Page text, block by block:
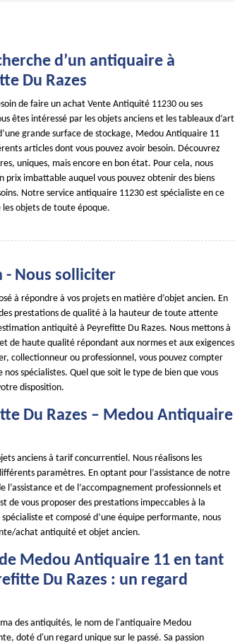
d’un antiquaire à
Du Razes
de faire un achat Vente Antiquité 11230 ou ses
êtes intéressé par les objets anciens et les tableaux d’art
grande surface de stockage, Medou Antiquaire 11
articles dont vous pouvez avoir besoin. Découvrez
uniques, mais encore en bon état. Pour cela, nous
prix imbattable auquel vous pouvez obtenir des biens
Notre service antiquaire 11230 est spécialiste en ce
les objets de toute époque.
- Nous solliciter
à répondre à vos projets en matière d’objet ancien. En
prestations de qualité à la hauteur de toute attente
antiquité à Peyrefitte Du Razes. Nous mettons à
de haute qualité répondant aux normes et aux exigences
collectionneur ou professionnel, vous pouvez compter
spécialistes. Quel que soit le type de bien que vous
disposition.
Du Razes – Medou Antiquaire
anciens à tarif concurrentiel. Nous réalisons les
paramètres. En optant pour l’assistance de notre
l’assistance et de l’accompagnement professionnels et
de vous proposer des prestations impeccables à la
et composé d’une équipe performante, nous
achat antiquité et objet ancien.
Medou Antiquaire 11 en tant
Du Razes : un regard
des antiquités, le nom de l'antiquaire Medou
doté d'un regard unique sur le passé. Sa passion